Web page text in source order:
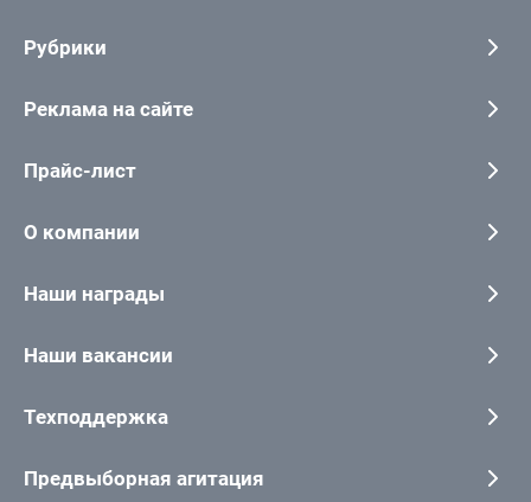
Рубрики
Реклама на сайте
Прайс-лист
О компании
Наши награды
Наши вакансии
Техподдержка
Предвыборная агитация